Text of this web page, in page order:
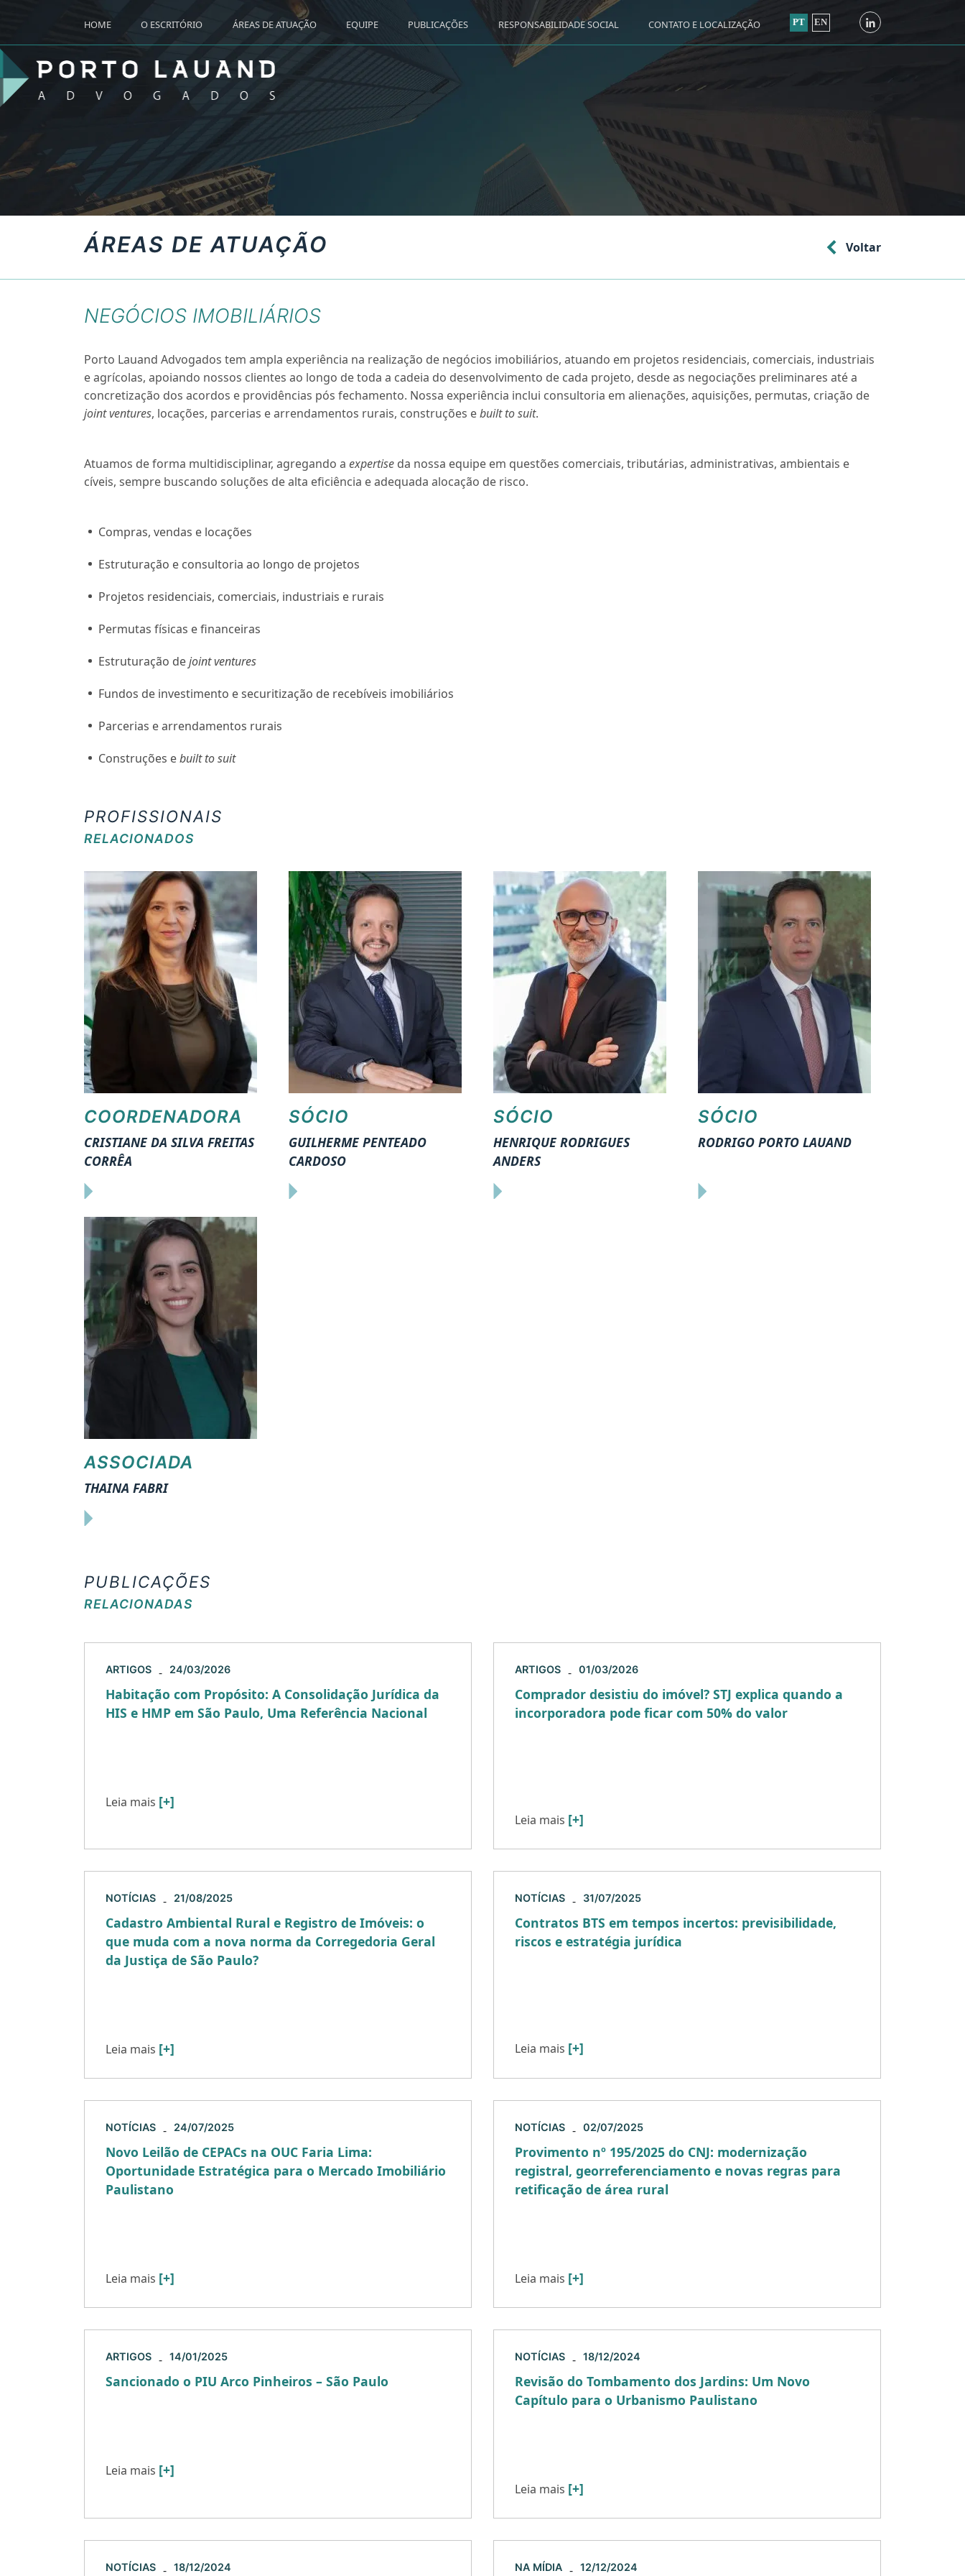
HOME O ESCRITÓRIO ÁREAS DE ATUAÇÃO EQUIPE PUBLICAÇÕES RESPONSABILIDADE SOCIAL CONTATO E LOCALIZAÇÃO PT EN
ÁREAS DE ATUAÇÃO Voltar
NEGÓCIOS IMOBILIÁRIOS
Porto Lauand Advogados tem ampla experiência na realização de negócios imobiliários, atuando em projetos residenciais, comerciais, industriais
e agrícolas, apoiando nossos clientes ao longo de toda a cadeia do desenvolvimento de cada projeto, desde as negociações preliminares até a
concretização dos acordos e providências pós fechamento. Nossa experiência inclui consultoria em alienações, aquisições, permutas, criação de
joint ventures, locações, parcerias e arrendamentos rurais, construções ebuilt to suit.
Atuamos de forma multidisciplinar, agregando a expertise da nossa equipe em questões comerciais, tributárias, administrativas, ambientais e
cíveis, sempre buscando soluções de alta eficiência e adequada alocação de risco.
Compras, vendas e locações
Estruturação e consultoria ao longo de projetos
Projetos residenciais, comerciais, industriais e rurais
Permutas físicas e financeiras
Estruturação dejoint ventures
Fundos de investimento e securitização de recebíveis imobiliários
Parcerias e arrendamentos rurais
Construções ebuilt to suit
PROFISSIONAIS
RELACIONADOS
COORDENADORA
CRISTIANE DA SILVA FREITAS
CORRÊA
SÓCIO
GUILHERME PENTEADO
CARDOSO
SÓCIO
HENRIQUE RODRIGUES
ANDERS
SÓCIO
RODRIGO PORTO LAUAND
ASSOCIADA
THAINA FABRI
PUBLICAÇÕES
RELACIONADAS
ARTIGOS - 24/03/2026
Habitação com Propósito: A Consolidação Jurídica da
HIS e HMP em São Paulo, Uma Referência Nacional
Leia mais [+]
ARTIGOS - 01/03/2026
Comprador desistiu do imóvel? STJ explica quando a
incorporadora pode ficar com 50% do valor
Leia mais [+]
NOTÍCIAS - 21/08/2025
Cadastro Ambiental Rural e Registro de Imóveis: o
que muda com a nova norma da Corregedoria Geral
da Justiça de São Paulo?
Leia mais [+]
NOTÍCIAS - 31/07/2025
Contratos BTS em tempos incertos: previsibilidade,
riscos e estratégia jurídica
Leia mais [+]
NOTÍCIAS - 24/07/2025
Novo Leilão de CEPACs na OUC Faria Lima:
Oportunidade Estratégica para o Mercado Imobiliário
Paulistano
Leia mais [+]
NOTÍCIAS - 02/07/2025
Provimento nº 195/2025 do CNJ: modernização
registral, georreferenciamento e novas regras para
retificação de área rural
Leia mais [+]
ARTIGOS - 14/01/2025
Sancionado o PIU Arco Pinheiros – São Paulo
Leia mais [+]
NOTÍCIAS - 18/12/2024
Revisão do Tombamento dos Jardins: Um Novo
Capítulo para o Urbanismo Paulistano
Leia mais [+]
NOTÍCIAS - 18/12/2024 NA MÍDIA - 12/12/2024